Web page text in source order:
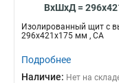
ВхШхД =
Изолированный щит с
296x421x175 мм , СА
Подробнее
Наличие: Нет на